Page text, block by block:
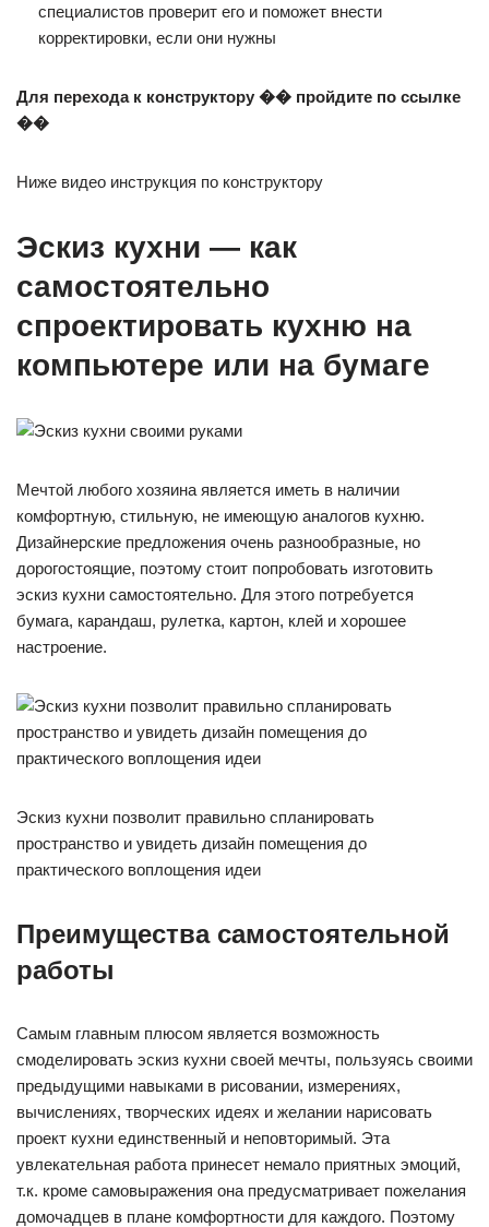
специалистов проверит его и поможет внести
корректировки, если они нужны
Для перехода к конструктору �� пройдите по ссылке
��
Ниже видео инструкция по конструктору
Эскиз кухни — как
самостоятельно
спроектировать кухню на
компьютере или на бумаге
Мечтой любого хозяина является иметь в наличии
комфортную, стильную, не имеющую аналогов кухню.
Дизайнерские предложения очень разнообразные, но
дорогостоящие, поэтому стоит попробовать изготовить
эскиз кухни самостоятельно. Для этого потребуется
бумага, карандаш, рулетка, картон, клей и хорошее
настроение.
Эскиз кухни позволит правильно спланировать
пространство и увидеть дизайн помещения до
практического воплощения идеи
Преимущества самостоятельной
работы
Самым главным плюсом является возможность
смоделировать эскиз кухни своей мечты, пользуясь своими
предыдущими навыками в рисовании, измерениях,
вычислениях, творческих идеях и желании нарисовать
проект кухни единственный и неповторимый. Эта
увлекательная работа принесет немало приятных эмоций,
т.к. кроме самовыражения она предусматривает пожелания
домочадцев в плане комфортности для каждого. Поэтому